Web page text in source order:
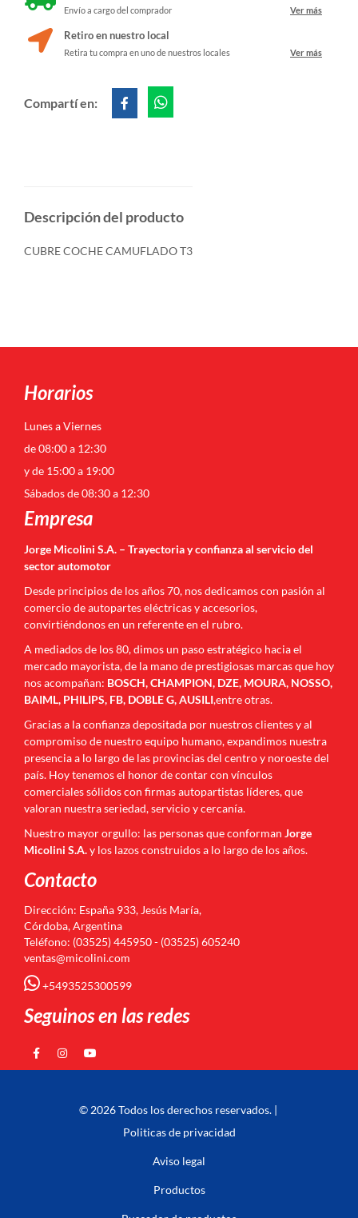
Envío a cargo del comprador Ver más
Retiro en nuestro local
Retira tu compra en uno de nuestros locales Ver más
Compartí en:
Descripción del producto
CUBRE COCHE CAMUFLADO T3
Horarios
Lunes a Viernes
de 08:00 a 12:30
y de 15:00 a 19:00
Sábados de 08:30 a 12:30
Empresa
Jorge Micolini S.A. – Trayectoria y confianza al servicio del
sector automotor
Desde principios de los años 70, nos dedicamos con pasión al
comercio de autopartes eléctricas y accesorios,
convirtiéndonos en un referente en el rubro.
A mediados de los 80, dimos un paso estratégico hacia el
mercado mayorista, de la mano de prestigiosas marcas que hoy
nos acompañan: BOSCH, CHAMPION, DZE, MOURA, NOSSO,
BAIML, PHILIPS, FB, DOBLE G, AUSILI,entre otras.
Gracias a la confianza depositada por nuestros clientes y al
compromiso de nuestro equipo humano, expandimos nuestra
presencia a lo largo de las provincias del centro y noroeste del
país. Hoy tenemos el honor de contar con vínculos
comerciales sólidos con firmas autopartistas líderes, que
valoran nuestra seriedad, servicio y cercanía.
Nuestro mayor orgullo: las personas que conforman Jorge
Micolini S.A.y los lazos construidos a lo largo de los años.
Contacto
Dirección: España 933, Jesús María,
Córdoba, Argentina
Teléfono: (03525) 445950 - (03525) 605240
ventas@micolini.com
+5493525300599
Seguinos en las redes
© 2026 Todos los derechos reservados. |
Politicas de privacidad
Aviso legal
Productos